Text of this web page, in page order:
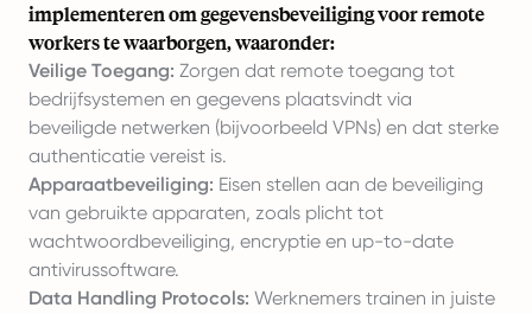
implementeren om gegevensbeveiliging voor remote
workers te waarborgen, waaronder:
Veilige Toegang: Zorgen dat remote toegang tot
bedrijfsystemen en gegevens plaatsvindt via
beveiligde netwerken (bijvoorbeeld VPNs) en dat sterke
authenticatie vereist is.
Apparaatbeveiliging: Eisen stellen aan de beveiliging
van gebruikte apparaten, zoals plicht tot
wachtwoordbeveiliging, encryptie en up-to-date
antivirussoftware.
Data Handling Protocols: Werknemers trainen in juiste